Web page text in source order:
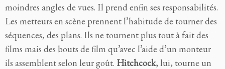
moindres angles de vues. Il prend enfin ses responsabilités.
Les metteurs en scène prennent l’habitude de tourner des
séquences, des plans. Ils ne tournent plus tout à fait des
films mais des bouts de film qu’avec l’aide d’un monteur
ils assemblent selon leur goût. Hitchcock, lui, tourne un